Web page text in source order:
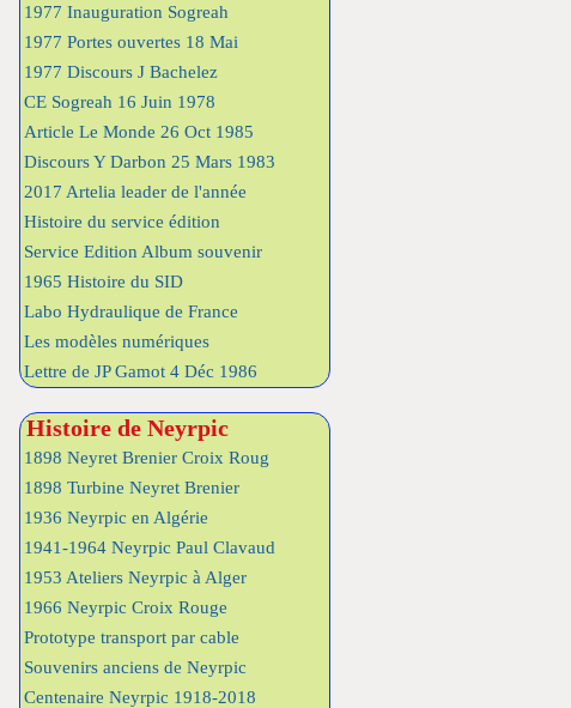
1977 Inauguration Sogreah
1977 Portes ouvertes 18 Mai
1977 Discours J Bachelez
CE Sogreah 16 Juin 1978
Article Le Monde 26 Oct 1985
Discours Y Darbon 25 Mars 1983
2017 Artelia leader de l'année
Histoire du service édition
Service Edition Album souvenir
1965 Histoire du SID
Labo Hydraulique de France
Les modèles numériques
Lettre de JP Gamot 4 Déc 1986
Histoire de Neyrpic
1898 Neyret Brenier Croix Roug
1898 Turbine Neyret Brenier
1936 Neyrpic en Algérie
1941-1964 Neyrpic Paul Clavaud
1953 Ateliers Neyrpic à Alger
1966 Neyrpic Croix Rouge
Prototype transport par cable
Souvenirs anciens de Neyrpic
Centenaire Neyrpic 1918-2018